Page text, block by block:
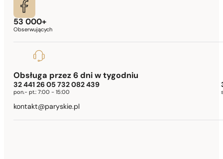
53 000+
Obserwujących
Obsługa przez 6 dni w tygodniu
32 441 26 05 732 082 439
pon.- pt.: 7:00 - 15:00
kontakt@paryskie.pl